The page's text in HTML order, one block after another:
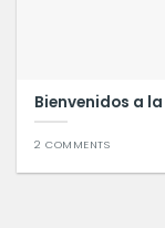
Bienvenidos a
2 COMMENTS